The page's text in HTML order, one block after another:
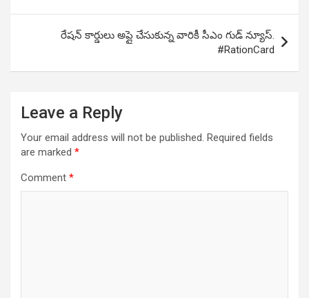
రేషన్ కార్డులు అప్లై చేసుకున్న వారికీ సీఎం గుడ్ న్యూస్.
#RationCard
Leave a Reply
Your email address will not be published. Required fields
are marked *
Comment *